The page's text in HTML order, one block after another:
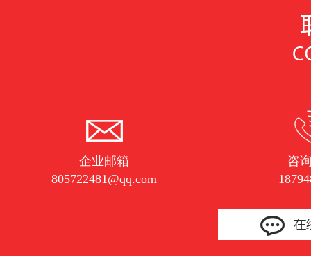
企业邮箱
805722481@qq.com
咨